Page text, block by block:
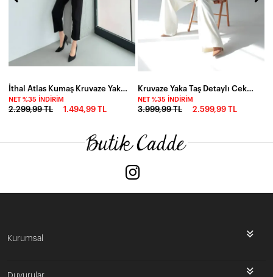
İthal Atlas Kumaş Kruvaze Yaka Tulum Siyah
NET %35 İNDIRIM
2.299,99 TL 1.494,99 TL
Kruvaze Yaka Taş Detaylı Ceket Pantalon Premium Takım Beyaz
NET %35 İNDIRIM
3.999,99 TL 2.599,99 TL
Kurumsal